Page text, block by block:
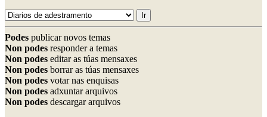
Podes publicar novos temas
Non podes responder a temas
Non podes editar as túas mensaxes
Non podes borrar as túas mensaxes
Non podes votar nas enquisas
Non podes adxuntar arquivos
Non podes descargar arquivos